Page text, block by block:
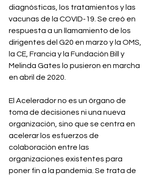
diagnósticas, los tratamientos y las
vacunas de la COVID-19. Se creó en
respuesta a un llamamiento de los
dirigentes del G20 en marzo y la OMS,
la CE, Francia y la Fundación Bill y
Melinda Gates lo pusieron en marcha
en abril de 2020.
El Acelerador no es un órgano de
toma de decisiones ni una nueva
organización, sino que se centra en
acelerar los esfuerzos de
colaboración entre las
organizaciones existentes para
poner fin a la pandemia. Se trata de